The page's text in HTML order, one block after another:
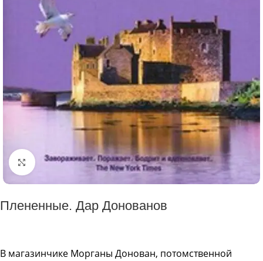
Click to enlarge
Плененные. Дар Донованов
В магазинчике Морганы Донован, потомственной